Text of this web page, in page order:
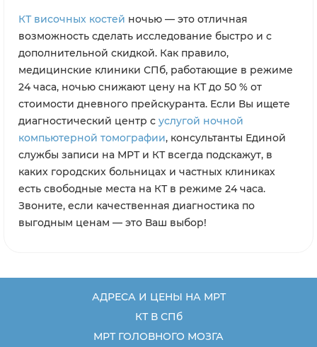
мед.центр.
КТ височных костей ночью — это отличная
возможность сделать исследование быстро и с
дополнительной скидкой. Как правило,
медицинские клиники СПб, работающие в режиме
24 часа, ночью снижают цену на КТ до 50 % от
стоимости дневного прейскуранта. Если Вы ищете
диагностический центр с услугой ночной
компьютерной томографии, консультанты Единой
службы записи на МРТ и КТ всегда подскажут, в
каких городских больницах и частных клиниках
есть свободные места на КТ в режиме 24 часа.
Звоните, если качественная диагностика по
выгодным ценам — это Ваш выбор!
АДРЕСА И ЦЕНЫ НА МРТ
КТ В СПб
МРТ ГОЛОВНОГО МОЗГА